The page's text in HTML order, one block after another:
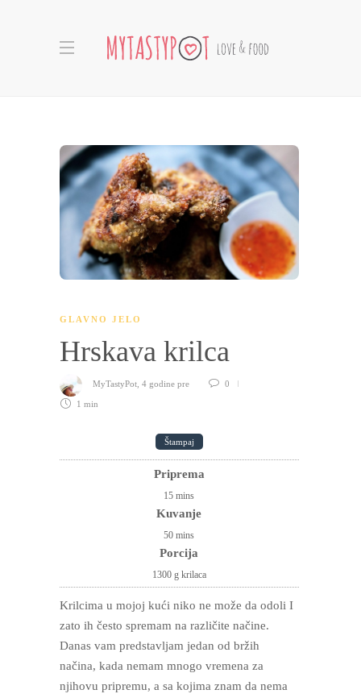
GLAVNO JELO
Hrskava krilca
MyTastyPot, 4 godine pre 0
1 min
Štampaj
Priprema
15 mins
Kuvanje
50 mins
Porcija
1300 g krilaca
Krilcima u mojoj kući niko ne može da odoli I
zato ih često spremam na različite načine.
Danas vam predstavljam jedan od bržih
načina, kada nemam mnogo vremena za
njihovu pripremu, a sa kojima znam da nema